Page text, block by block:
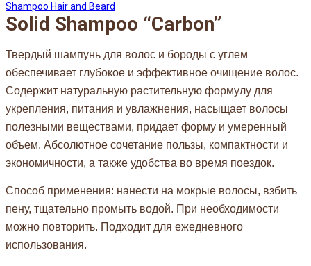
Shampoo Hair and Beard
Solid Shampoo “Carbon”
Твердый шампунь для волос и бороды с углем
обеспечивает глубокое и эффективное очищение волос.
Содержит натуральную растительную формулу для
укрепления, питания и увлажнения, насыщает волосы
полезными веществами, придает форму и умеренный
объем. Абсолютное сочетание пользы, компактности и
экономичности, а также удобства во время поездок.
Способ применения: нанести на мокрые волосы, взбить
пену, тщательно промыть водой. При необходимости
можно повторить. Подходит для ежедневного
использования.